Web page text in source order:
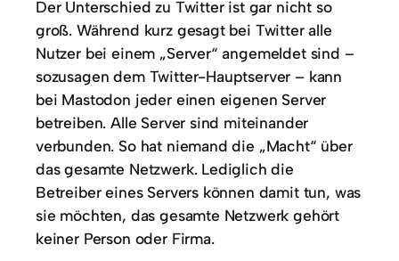
Der Unterschied zu Twitter ist gar nicht so
groß. Während kurz gesagt bei Twitter alle
Nutzer bei einem „Server“ angemeldet sind –
sozusagen dem Twitter-Hauptserver – kann
bei Mastodon jeder einen eigenen Server
betreiben. Alle Server sind miteinander
verbunden. So hat niemand die „Macht“ über
das gesamte Netzwerk. Lediglich die
Betreiber eines Servers können damit tun, was
sie möchten, das gesamte Netzwerk gehört
keiner Person oder Firma.